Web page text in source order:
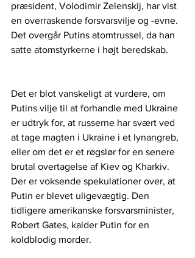
præsident, Volodimir Zelenskij, har vist
en overraskende forsvarsvilje og -evne.
Det overgår Putins atomtrussel, da han
satte atomstyrkerne i højt beredskab.
Det er blot vanskeligt at vurdere, om
Putins vilje til at forhandle med Ukraine
er udtryk for, at russerne har svært ved
at tage magten i Ukraine i et lynangreb,
eller om det er et røgslør for en senere
brutal overtagelse af Kiev og Kharkiv.
Der er voksende spekulationer over, at
Putin er blevet uligevægtig. Den
tidligere amerikanske forsvarsminister,
Robert Gates, kalder Putin for en
koldblodig morder.